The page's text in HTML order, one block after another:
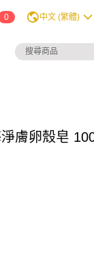
0 中文 (繁體)
膚卵殼皂